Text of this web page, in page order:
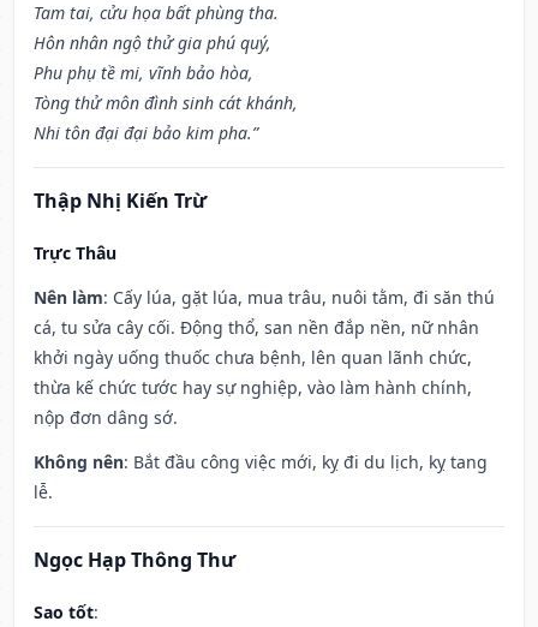
Tam tai, cửu họa bất phùng tha.
Hôn nhân ngộ thử gia phú quý,
Phu phụ tề mi, vĩnh bảo hòa,
Tòng thử môn đình sinh cát khánh,
Nhi tôn đại đại bảo kim pha.”
Thập Nhị Kiến Trừ
Trực Thâu
Nên làm: Cấy lúa, gặt lúa, mua trâu, nuôi tằm, đi săn thú
cá, tu sửa cây cối. Động thổ, san nền đắp nền, nữ nhân
khởi ngày uống thuốc chưa bệnh, lên quan lãnh chức,
thừa kế chức tước hay sự nghiệp, vào làm hành chính,
nộp đơn dâng sớ.
Không nên: Bắt đầu công việc mới, kỵ đi du lịch, kỵ tang
lễ.
Ngọc Hạp Thông Thư
Sao tốt: